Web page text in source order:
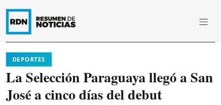
DEPORTES
La Selección Paraguaya llegó a San
José a cinco días del debut